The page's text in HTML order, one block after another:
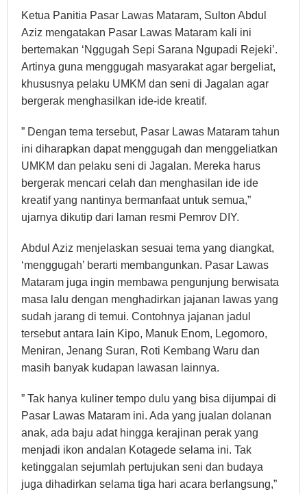
Ketua Panitia Pasar Lawas Mataram, Sulton Abdul
Aziz mengatakan Pasar Lawas Mataram kali ini
bertemakan ‘Nggugah Sepi Sarana Ngupadi Rejeki’.
Artinya guna menggugah masyarakat agar bergeliat,
khususnya pelaku UMKM dan seni di Jagalan agar
bergerak menghasilkan ide-ide kreatif.
” Dengan tema tersebut, Pasar Lawas Mataram tahun
ini diharapkan dapat menggugah dan menggeliatkan
UMKM dan pelaku seni di Jagalan. Mereka harus
bergerak mencari celah dan menghasilan ide ide
kreatif yang nantinya bermanfaat untuk semua,”
ujarnya dikutip dari laman resmi Pemrov DIY.
Abdul Aziz menjelaskan sesuai tema yang diangkat,
‘menggugah’ berarti membangunkan. Pasar Lawas
Mataram juga ingin membawa pengunjung berwisata
masa lalu dengan menghadirkan jajanan lawas yang
sudah jarang di temui. Contohnya jajanan jadul
tersebut antara lain Kipo, Manuk Enom, Legomoro,
Meniran, Jenang Suran, Roti Kembang Waru dan
masih banyak kudapan lawasan lainnya.
” Tak hanya kuliner tempo dulu yang bisa dijumpai di
Pasar Lawas Mataram ini. Ada yang jualan dolanan
anak, ada baju adat hingga kerajinan perak yang
menjadi ikon andalan Kotagede selama ini. Tak
ketinggalan sejumlah pertujukan seni dan budaya
juga dihadirkan selama tiga hari acara berlangsung,”